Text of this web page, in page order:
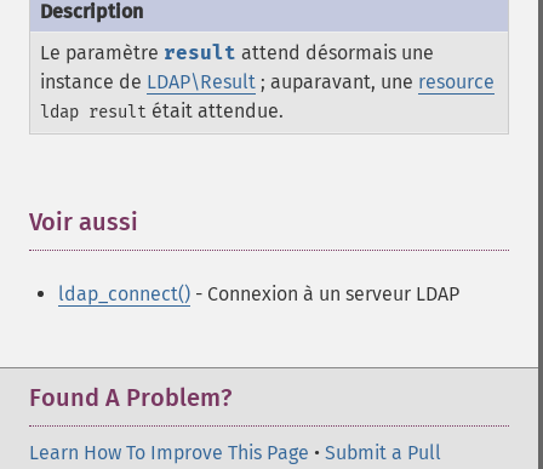
Le paramètre result attend désormais une
instance de LDAP\Result ; auparavant, une resource
ldap result était attendue.
Voir aussi
ldap_connect() - Connexion à un serveur LDAP
Found A Problem?
Learn How To Improve This Page • Submit a Pull